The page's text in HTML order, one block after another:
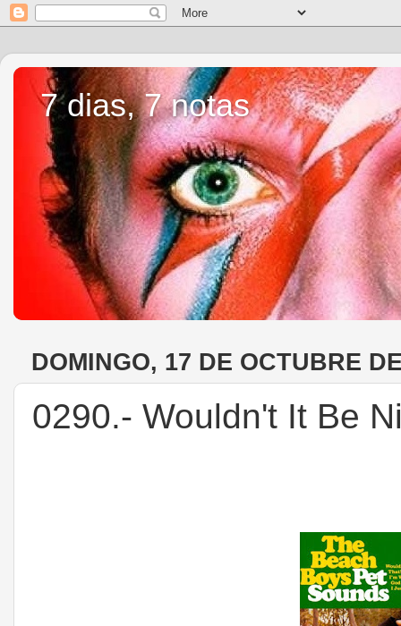
7 dias, 7 notas
DOMINGO, 17 DE OCTUBRE
0290.- Wouldn't It Be